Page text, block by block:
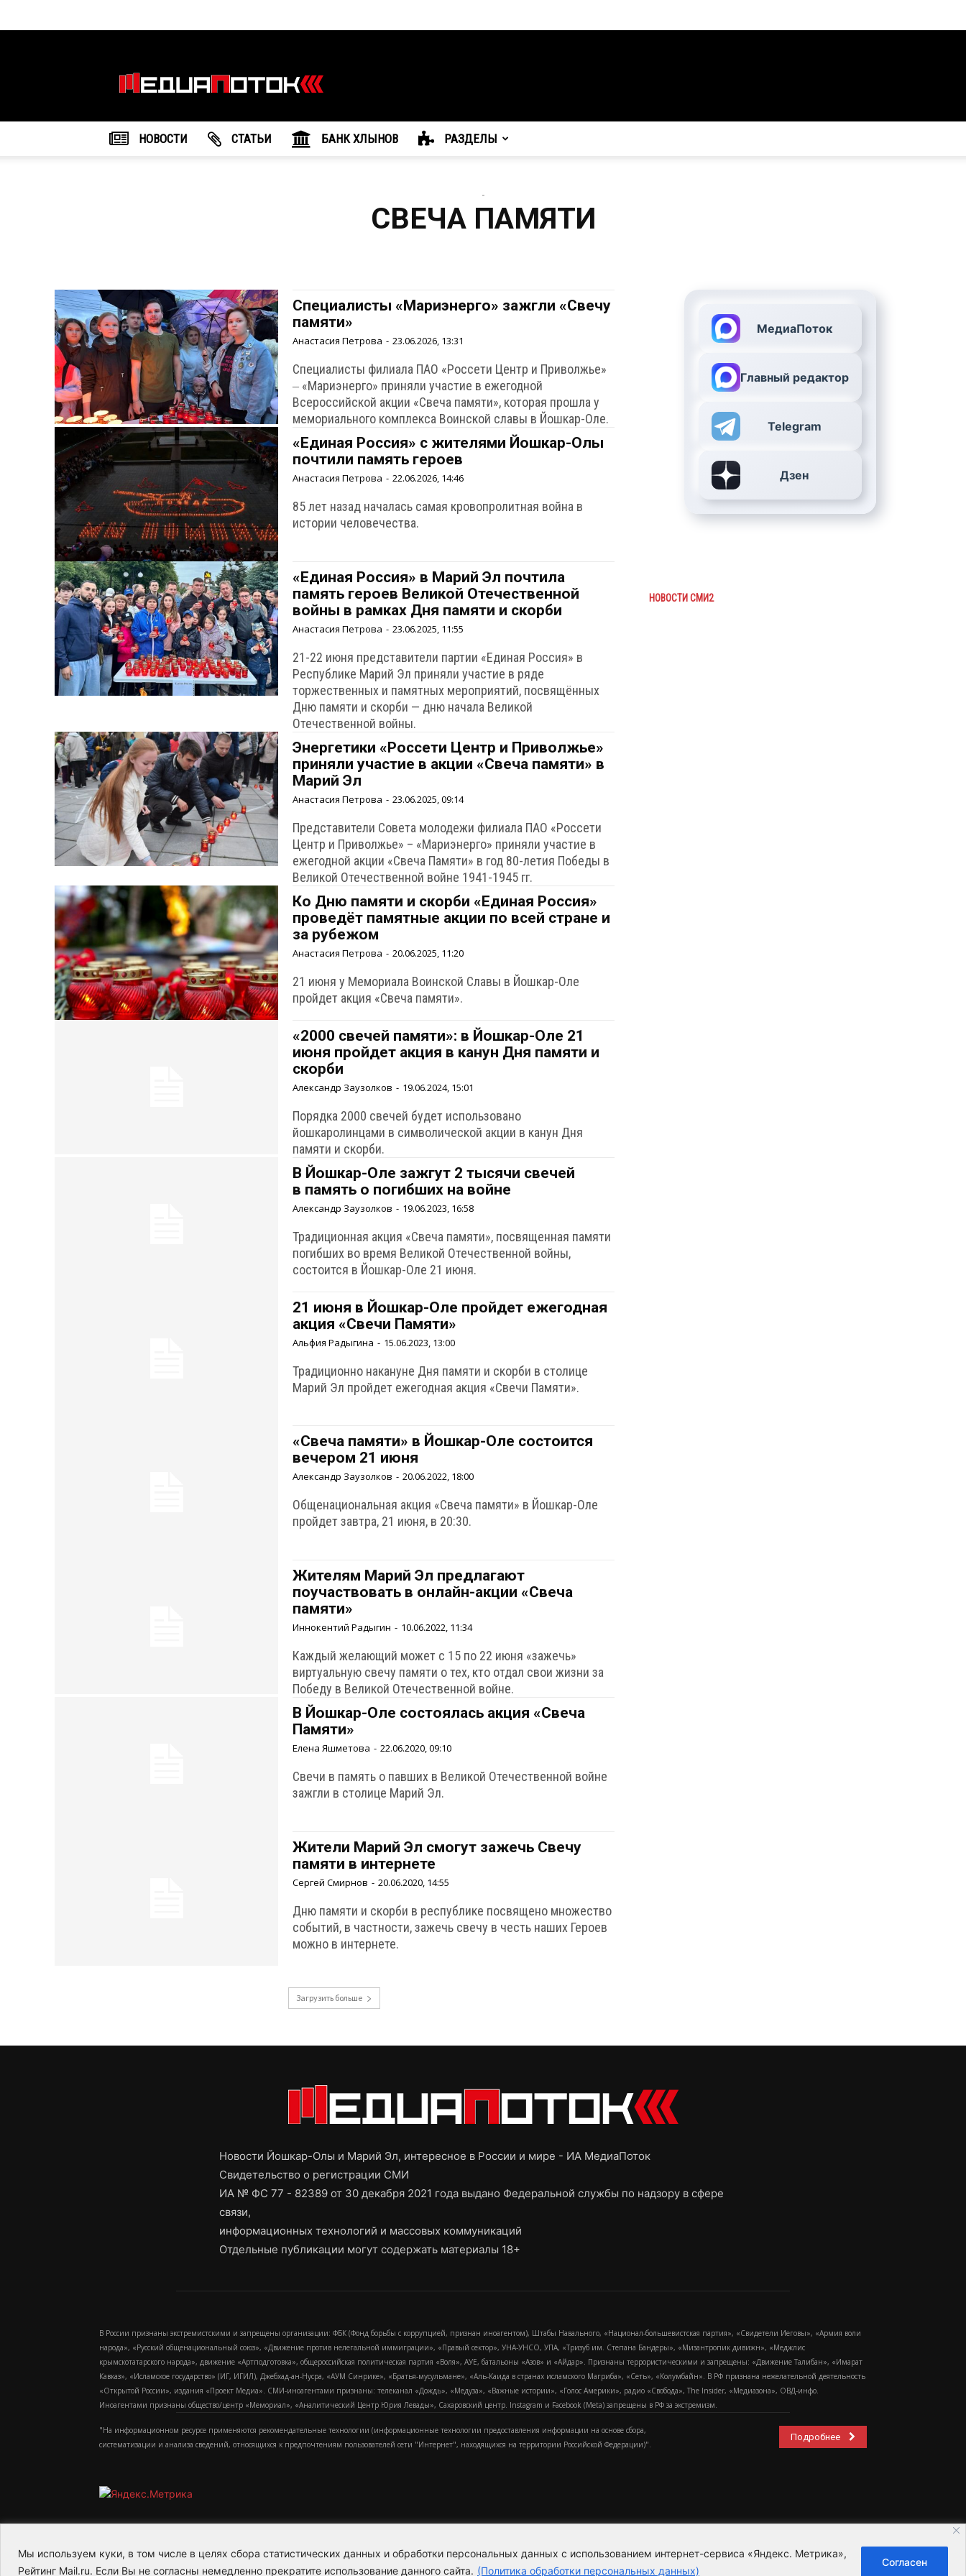
Мы используем куки, в том числе в целях сбора статистических данных и обработки персональных данных с использованием интернет-сервиса «Яндекс. Метрика»,
Рейтинг Mail.ru. Если Вы не согласны немедленно прекратите использование данного сайта. (Политика обработки персональных данных)
Согласен
агентство
"МедиаПоток"
НОВОСТИ CТАТЬИ БАНК ХЛЫНОВ РАЗДЕЛЫ
-
СВЕЧА ПАМЯТИ
Специалисты «Мариэнерго» зажгли «Свечу
памяти»
Анастасия Петрова - 23.06.2026, 13:31
Специалисты филиала ПАО «Россети Центр и Приволжье»
‒ «Мариэнерго» приняли участие в ежегодной
Всероссийской акции «Свеча памяти», которая прошла у
мемориального комплекса Воинской славы в Йошкар-Оле.
«Единая Россия» с жителями Йошкар-Олы
почтили память героев
Анастасия Петрова - 22.06.2026, 14:46
85 лет назад началась самая кровопролитная война в
истории человечества.
«Единая Россия» в Марий Эл почтилa
память героев Великой Отечественной
войны в рамках Дня памяти и скорби
Анастасия Петрова - 23.06.2025, 11:55
21-22 июня представители партии «Единая Россия» в
Республике Марий Эл приняли участие в ряде
торжественных и памятных мероприятий, посвящённых
Дню памяти и скорби — дню начала Великой
Отечественной войны.
Энергетики «Россети Центр и Приволжье»
приняли участие в акции «Свеча памяти» в
Марий Эл
Анастасия Петрова - 23.06.2025, 09:14
Представители Совета молодежи филиала ПАО «Россети
Центр и Приволжье» – «Мариэнерго» приняли участие в
ежегодной акции «Свеча Памяти» в год 80-летия Победы в
Великой Отечественной войне 1941-1945 гг.
Ко Дню памяти и скорби «Единая Россия»
проведёт памятные акции по всей стране и
за рубежом
Анастасия Петрова - 20.06.2025, 11:20
21 июня у Мемориала Воинской Славы в Йошкар-Оле
пройдет акция «Свеча памяти».
«2000 свечей памяти»: в Йошкар-Оле 21
июня пройдет акция в канун Дня памяти и
скорби
Александр Заузолков - 19.06.2024, 15:01
Порядка 2000 свечей будет использовано
йошкаролинцами в символической акции в канун Дня
памяти и скорби.
В Йошкар-Оле зажгут 2 тысячи свечей
в память о погибших на войне
Александр Заузолков - 19.06.2023, 16:58
Традиционная акция «Свеча памяти», посвященная памяти
погибших во время Великой Отечественной войны,
состоится в Йошкар-Оле 21 июня.
21 июня в Йошкар-Оле пройдет ежегодная
акция «Свечи Памяти»
Альфия Радыгина - 15.06.2023, 13:00
Традиционно накануне Дня памяти и скорби в столице
Марий Эл пройдет ежегодная акция «Свечи Памяти».
«Свеча памяти» в Йошкар-Оле состоится
вечером 21 июня
Александр Заузолков - 20.06.2022, 18:00
Общенациональная акция «Свеча памяти» в Йошкар-Оле
пройдет завтра, 21 июня, в 20:30.
Жителям Марий Эл предлагают
поучаствовать в онлайн-акции «Свеча
памяти»
Иннокентий Радыгин - 10.06.2022, 11:34
Каждый желающий может с 15 по 22 июня «зажечь»
виртуальную свечу памяти о тех, кто отдал свои жизни за
Победу в Великой Отечественной войне.
В Йошкар-Оле состоялась акция «Свеча
Памяти»
Елена Яшметова - 22.06.2020, 09:10
Свечи в память о павших в Великой Отечественной войне
зажгли в столице Марий Эл.
Жители Марий Эл смогут зажечь Свечу
памяти в интернете
Сергей Смирнов - 20.06.2020, 14:55
Дню памяти и скорби в республике посвящено множество
событий, в частности, зажечь свечу в честь наших Героев
можно в интернете.
Загрузить больше
МедиаПоток
Главный редактор
Telegram
Дзен
НОВОСТИ СМИ2
Новости Йошкар-Олы и Марий Эл, интересное в России и мире - ИА МедиаПоток
Свидетельство о регистрации СМИ
ИА № ФС 77 - 82389 от 30 декабря 2021 года выдано Федеральной службы по надзору в сфере
связи,
информационных технологий и массовых коммуникаций
Отдельные публикации могут содержать материалы 18+
В России признаны экстремистскими и запрещены организации: ФБК (Фонд борьбы с коррупцией, признан иноагентом), Штабы Навального, «Национал-большевистская партия», «Свидетели Иеговы», «Армия воли
народа», «Русский общенациональный союз», «Движение против нелегальной иммиграции», «Правый сектор», УНА-УНСО, УПА, «Тризуб им. Степана Бандеры», «Мизантропик дивижн», «Меджлис
крымскотатарского народа», движение «Артподготовка», общероссийская политическая партия «Воля», АУЕ, батальоны «Азов» и «Айдар». Признаны террористическими и запрещены: «Движение Талибан», «Имарат
Кавказ», «Исламское государство» (ИГ, ИГИЛ), Джебхад-ан-Нусра, «АУМ Синрике», «Братья-мусульмане», «Аль-Каида в странах исламского Магриба», «Сеть», «Колумбайн». В РФ признана нежелательной деятельность
«Открытой России», издания «Проект Медиа». СМИ-иноагентами признаны: телеканал «Дождь», «Медуза», «Важные истории», «Голос Америки», радио «Свобода», The Insider, «Медиазона», ОВД-инфо.
Иноагентами признаны общество/центр «Мемориал», «Аналитический Центр Юрия Левады», Сахаровский центр. Instagram и Facebook (Metа) запрещены в РФ за экстремизм.
"На информационном ресурсе применяются рекомендательные технологии (информационные технологии предоставления информации на основе сбора,
систематизации и анализа сведений, относящихся к предпочтениям пользователей сети "Интернет", находящихся на территории Российской Федерации)".
Подробнее
2015-2026- Информационное агентство МедиаПоток Для справки
Пользовательское соглашение